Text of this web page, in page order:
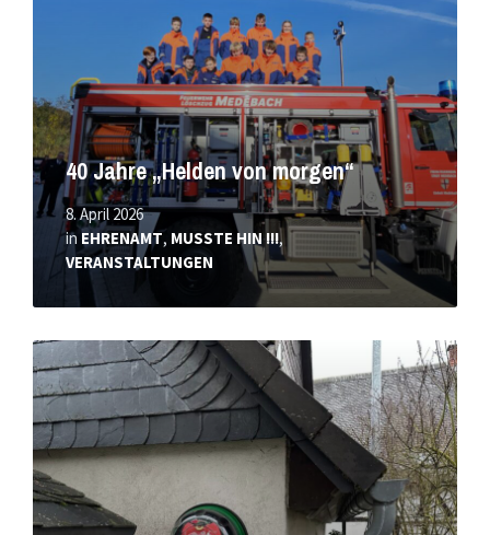
40 Jahre „Helden von morgen“
8. April 2026
in EHRENAMT, MUSSTE HIN !!!,
VERANSTALTUNGEN
Mehr
erfahren